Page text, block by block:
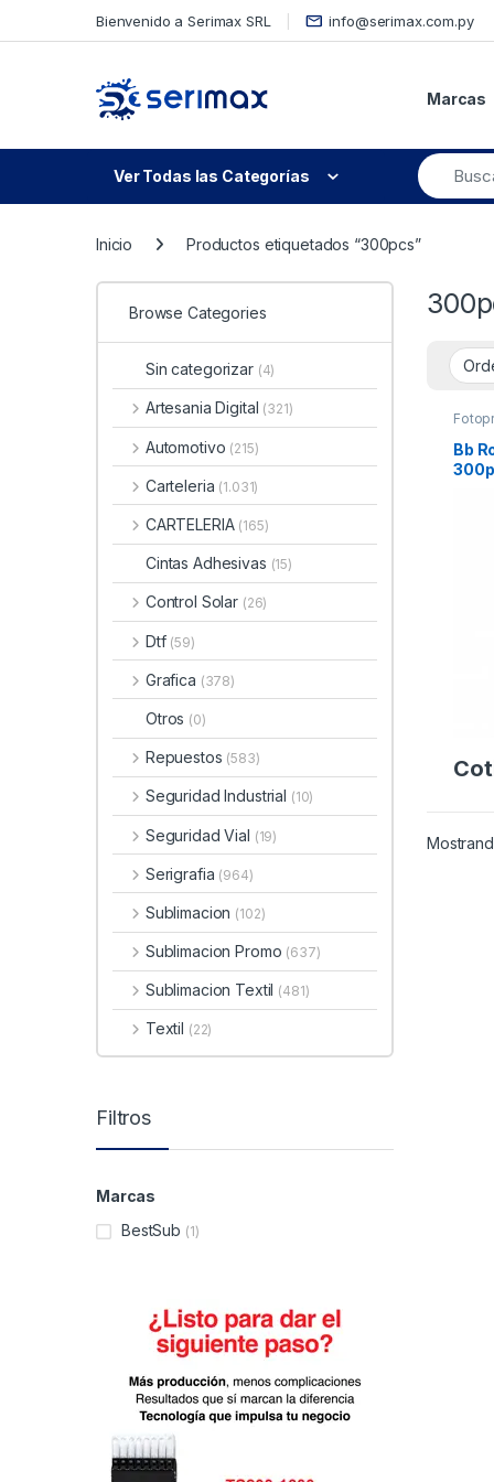
Bienvenido a Serimax SRL info@serimax.com.py
Marcas
Ver Todas las Categorías
Inicio Productos etiquetados “300pcs”
Bb
Browse Categories
Sin categorizar (4)
Artesania Digital (321)
Automotivo (215)
Carteleria (1.031)
CARTELERIA (165)
Cintas Adhesivas (15)
Control Solar (26)
Dtf (59)
Grafica (378)
Otros (0)
Repuestos (583)
Seguridad Industrial (10)
Seguridad Vial (19)
Serigrafia (964)
Sublimacion (102)
Sublimacion Promo (637)
Sublimacion Textil (481)
Textil (22)
Filtros
Marcas
BestSub (1)